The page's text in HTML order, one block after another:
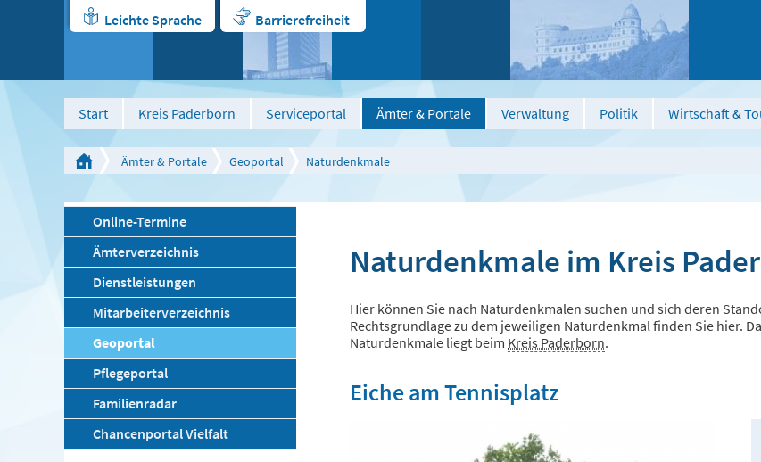
Leichte Sprache Barrierefreiheit
Start Kreis Paderborn Serviceportal Ämter & Portale Verwaltung Politik Wirtschaft &
Ämter & Portale Geoportal Naturdenkmale
Online-Termine
Ämterverzeichnis
Dienstleistungen
Mitarbeiterverzeichnis
Geoportal
Pflegeportal
Familienradar
Chancenportal Vielfalt
Naturdenkmale im Kreis
Hier können Sie nach Naturdenkmalen suchen und sich deren
Rechtsgrundlage zu dem jeweiligen Naturdenkmal finden Sie hier.
Naturdenkmale liegt beim Kreis Paderborn.
Eiche am Tennisplatz